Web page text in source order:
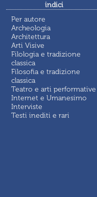
indici
Per autore
Archeologia
Architettura
Arti Visive
Filologia e tradizione
classica
Filosofia e tradizione
classica
Teatro e arti performative
Internet e Umanesimo
Interviste
Testi inediti e rari